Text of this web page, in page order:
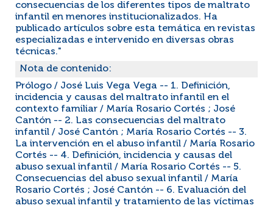
consecuencias de los diferentes tipos de maltrato
infantil en menores institucionalizados. Ha
publicado artículos sobre esta temática en revistas
especializadas e intervenido en diversas obras
técnicas."
Nota de contenido:
Prólogo / José Luis Vega Vega -- 1. Definición,
incidencia y causas del maltrato infantil en el
contexto familiar / María Rosario Cortés ; José
Cantón -- 2. Las consecuencias del maltrato
infantil / José Cantón ; María Rosario Cortés -- 3.
La intervención en el abuso infantil / María Rosario
Cortés -- 4. Definición, incidencia y causas del
abuso sexual infantil / María Rosario Cortés -- 5.
Consecuencias del abuso sexual infantil / María
Rosario Cortés ; José Cantón -- 6. Evaluación del
abuso sexual infantil y tratamiento de las víctimas